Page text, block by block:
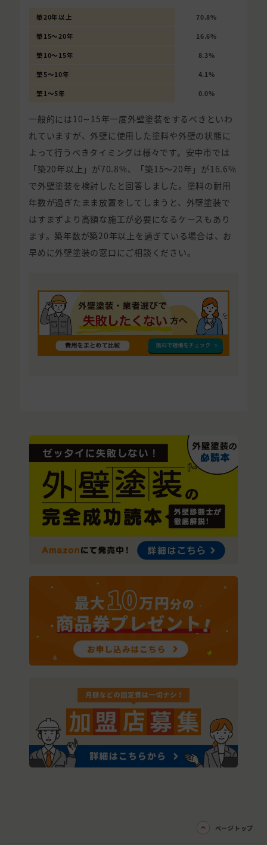
築20年以上 70.8%
築15〜20年 16.6%
築10〜15年 8.3%
築5〜10年 4.1%
築1〜5年 0.0%
一般的には10∼15年一度外壁塗装をするべきといわ
れていますが、外壁に使用した塗料や外壁の状態に
よって行うべきタイミングは様々です。安中市では
「築20年以上」が70.8%、「築15〜20年」が16.6%
で外壁塗装を検討したと回答しました。塗料の耐用
年数が過ぎたまま放置をしてしまうと、外壁塗装で
はすまずより高額な施工が必要になるケースもあり
ます。築年数が築20年以上を過ぎている場合は、お
早めに外壁塗装の窓口にご相談ください。
ページトップ